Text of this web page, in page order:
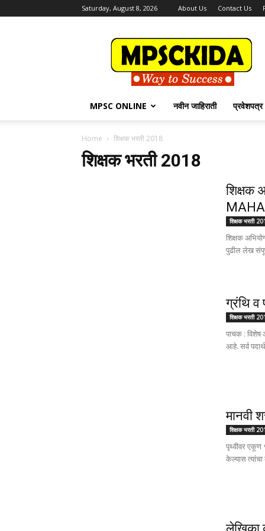
Saturday, August 8, 2026 About Us Contact Us
MPSCKida.com
सर्व
नवीन
जाहिराती
Letest
Jobs
MPSC ONLINE नवीन जाहिराती प्रवेशपत्र
Home शिक्षक भरती 2018
शिक्षक भरती 2018
शिक्षक
शिक्षक भरती
शिक्षक
पुढील लेख
ग्रंथि
शिक्षक भरती
पाचक : विशेष
आहे. सर्व
मानवी
शिक्षक भरती
पृथ्वीवर एकूण
केल्यास